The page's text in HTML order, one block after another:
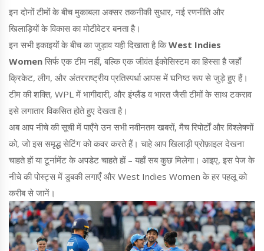
इन दोनों टीमों के बीच मुकाबला अक्सर तकनीकी सुधार, नई रणनीति और
खिलाड़ियों के विकास का मोटीवेटर बनता है।
इन सभी इकाइयों के बीच का जुड़ाव यही दिखाता है किWest Indies
Women सिर्फ एक टीम नहीं, बल्कि एक जीवंत ईकोसिस्टम का हिस्सा है जहाँ
क्रिकेट, लीग, और अंतरराष्ट्रीय प्रतिस्पर्धा आपस में घनिष्ठ रूप से जुड़े हुए हैं।
टीम की शक्ति, WPL में भागीदारी, और इंग्लैंड व भारत जैसी टीमों के साथ टकराव
इसे लगातार विकसित होते हुए देखता है।
अब आप नीचे की सूची में पाएँगे उन सभी नवीनतम खबरों, मैच रिपोर्टों और विश्लेषणों
को, जो इस समृद्ध सेटिंग को कवर करते हैं। चाहे आप खिलाड़ी प्रोफ़ाइल देखना
चाहते हों या टूर्नामेंट के अपडेट चाहते हों – यहाँ सब कुछ मिलेगा। आइए, इस पेज के
नीचे की पोस्ट्स में डुबकी लगाएँ और West Indies Women के हर पहलू को
करीब से जानें।